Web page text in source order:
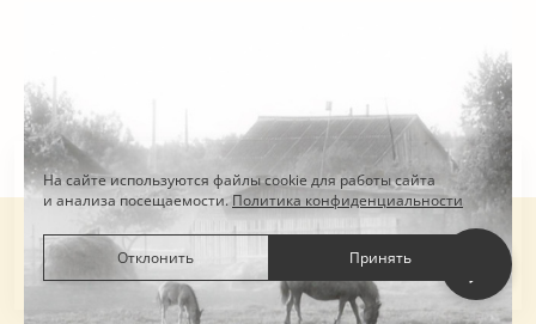
На сайте используются файлы cookie для работы сайта
и анализа посещаемости.Политика конфиденциальности
Отклонить Принять